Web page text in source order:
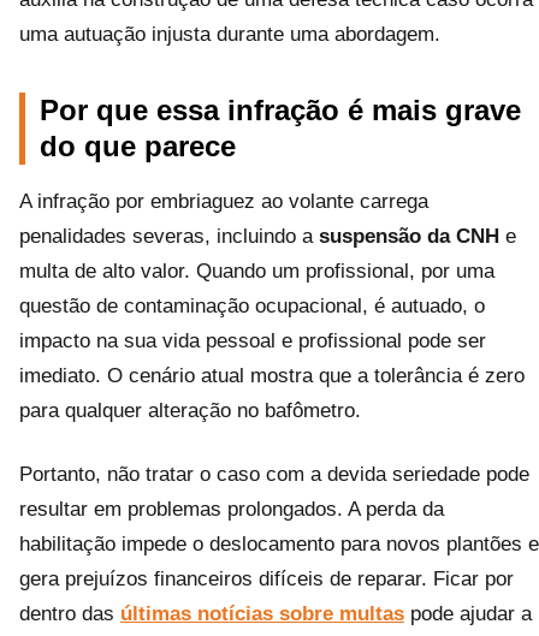
uma autuação injusta durante uma abordagem.
Por que essa infração é mais grave
do que parece
A infração por embriaguez ao volante carrega
penalidades severas, incluindo a suspensão da CNH e
multa de alto valor. Quando um profissional, por uma
questão de contaminação ocupacional, é autuado, o
impacto na sua vida pessoal e profissional pode ser
imediato. O cenário atual mostra que a tolerância é zero
para qualquer alteração no bafômetro.
Portanto, não tratar o caso com a devida seriedade pode
resultar em problemas prolongados. A perda da
habilitação impede o deslocamento para novos plantões e
gera prejuízos financeiros difíceis de reparar. Ficar por
dentro das últimas notícias sobre multas pode ajudar a